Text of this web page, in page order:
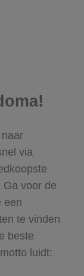
via
Ga voor de
een
te vinden
beste
luidt: